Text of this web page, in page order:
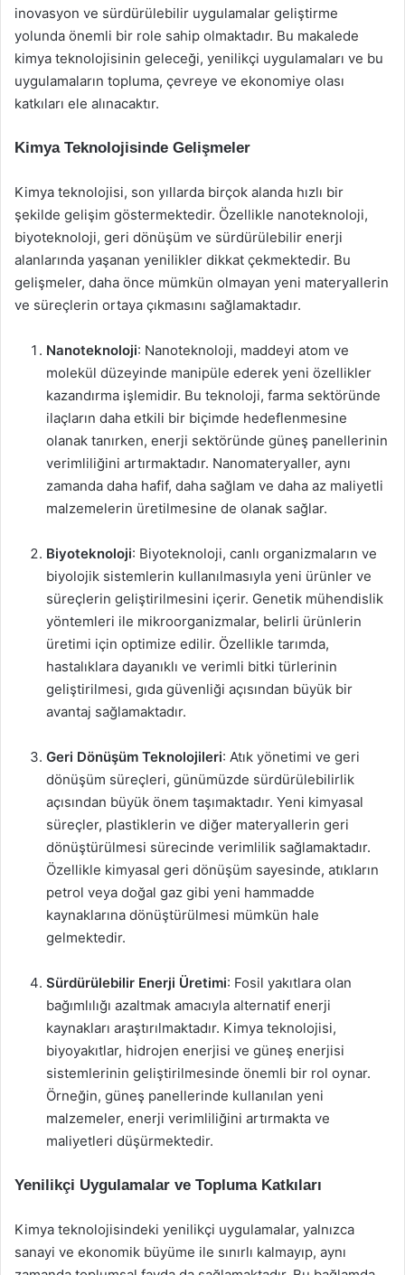
inovasyon ve sürdürülebilir uygulamalar geliştirme
yolunda önemli bir role sahip olmaktadır. Bu makalede
kimya teknolojisinin geleceği, yenilikçi uygulamaları ve bu
uygulamaların topluma, çevreye ve ekonomiye olası
katkıları ele alınacaktır.
Kimya Teknolojisinde Gelişmeler
Kimya teknolojisi, son yıllarda birçok alanda hızlı bir
şekilde gelişim göstermektedir. Özellikle nanoteknoloji,
biyoteknoloji, geri dönüşüm ve sürdürülebilir enerji
alanlarında yaşanan yenilikler dikkat çekmektedir. Bu
gelişmeler, daha önce mümkün olmayan yeni materyallerin
ve süreçlerin ortaya çıkmasını sağlamaktadır.
Nanoteknoloji: Nanoteknoloji, maddeyi atom ve
molekül düzeyinde manipüle ederek yeni özellikler
kazandırma işlemidir. Bu teknoloji, farma sektöründe
ilaçların daha etkili bir biçimde hedeflenmesine
olanak tanırken, enerji sektöründe güneş panellerinin
verimliliğini artırmaktadır. Nanomateryaller, aynı
zamanda daha hafif, daha sağlam ve daha az maliyetli
malzemelerin üretilmesine de olanak sağlar.
Biyoteknoloji: Biyoteknoloji, canlı organizmaların ve
biyolojik sistemlerin kullanılmasıyla yeni ürünler ve
süreçlerin geliştirilmesini içerir. Genetik mühendislik
yöntemleri ile mikroorganizmalar, belirli ürünlerin
üretimi için optimize edilir. Özellikle tarımda,
hastalıklara dayanıklı ve verimli bitki türlerinin
geliştirilmesi, gıda güvenliği açısından büyük bir
avantaj sağlamaktadır.
Geri Dönüşüm Teknolojileri: Atık yönetimi ve geri
dönüşüm süreçleri, günümüzde sürdürülebilirlik
açısından büyük önem taşımaktadır. Yeni kimyasal
süreçler, plastiklerin ve diğer materyallerin geri
dönüştürülmesi sürecinde verimlilik sağlamaktadır.
Özellikle kimyasal geri dönüşüm sayesinde, atıkların
petrol veya doğal gaz gibi yeni hammadde
kaynaklarına dönüştürülmesi mümkün hale
gelmektedir.
Sürdürülebilir Enerji Üretimi: Fosil yakıtlara olan
bağımlılığı azaltmak amacıyla alternatif enerji
kaynakları araştırılmaktadır. Kimya teknolojisi,
biyoyakıtlar, hidrojen enerjisi ve güneş enerjisi
sistemlerinin geliştirilmesinde önemli bir rol oynar.
Örneğin, güneş panellerinde kullanılan yeni
malzemeler, enerji verimliliğini artırmakta ve
maliyetleri düşürmektedir.
Yenilikçi Uygulamalar ve Topluma Katkıları
Kimya teknolojisindeki yenilikçi uygulamalar, yalnızca
sanayi ve ekonomik büyüme ile sınırlı kalmayıp, aynı